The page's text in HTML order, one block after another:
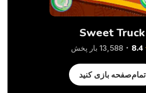
Sweet Truck
8.4 13,588 بار پخش
تمام‌صفحه بازی کنید